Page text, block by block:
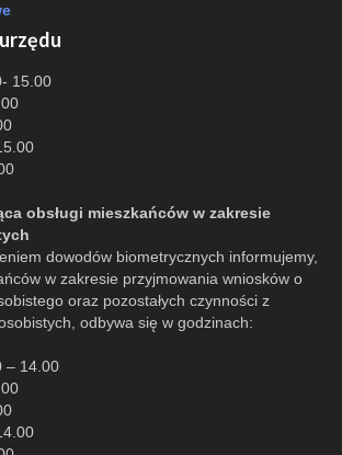
15.00
obsługi mieszkańców w zakresie
dowodów biometrycznych informujemy,
w zakresie przyjmowania wniosków o
oraz pozostałych czynności z
odbywa się w godzinach:
– 14.00